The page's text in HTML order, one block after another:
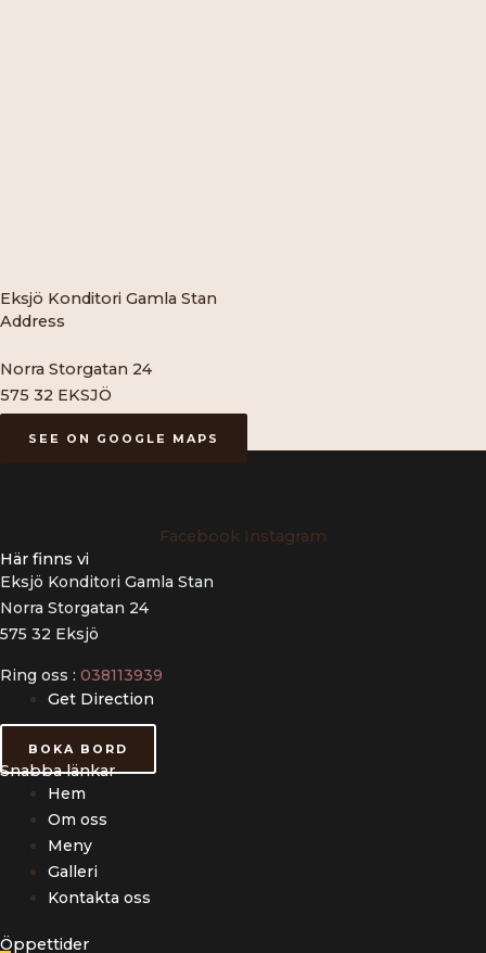
Eksjö Konditori Gamla Stan
Address
Norra Storgatan 24
575 32 EKSJÖ
SEE ON GOOGLE MAPS
Facebook Instagram
Här finns vi
Eksjö Konditori Gamla Stan
Norra Storgatan 24
575 32 Eksjö
Ring oss : 038113939
Get Direction
BOKA BORD
Snabba länkar
Hem
Om oss
Meny
Galleri
Kontakta oss
Öppettider